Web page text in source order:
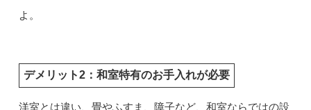
よ。
デメリット2：和室特有のお手入れが必要
洋室とは違い、畳やふすま、障子など、和室ならではの設